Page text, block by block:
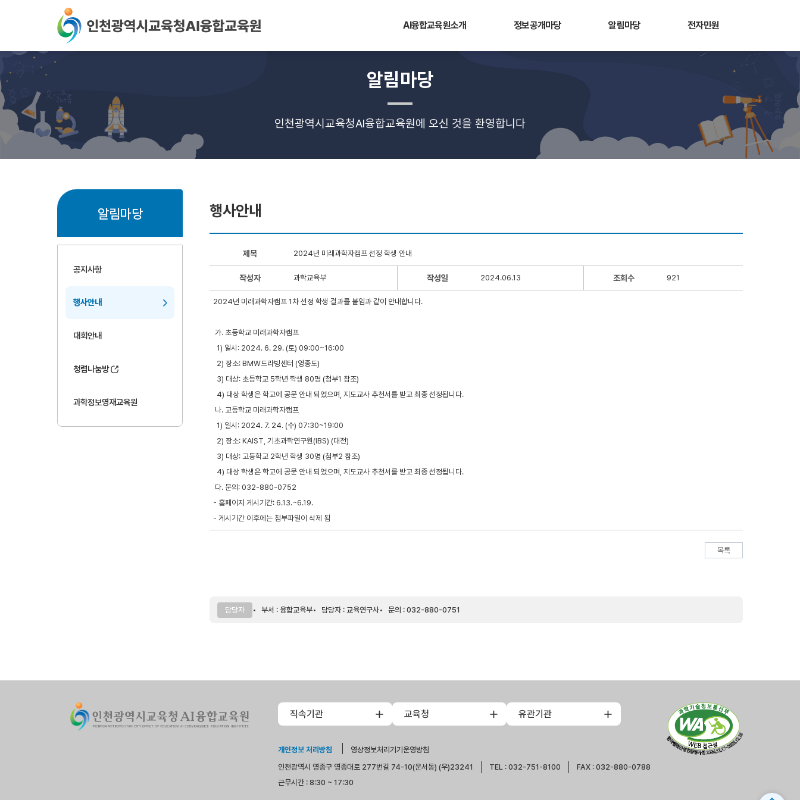
AI융합교육원소개 정보공개마당 알림마당 전자민원
알림마당
인천광역시교육청AI융합교육원에 오신 것을 환영합니다
알림마당
공지사항
행사안내
대회안내
청렴나눔방
과학정보영재교육원
행사안내
제목 2024년 미래과학자캠프 선정 학생 안내
작성자 과학교육부 작성일 2024.06.13 조회수 921
2024년 미래과학자캠프 1차 선정 학생 결과를 붙임과 같이 안내합니다.
가. 초등학교 미래과학자캠프
1) 일시: 2024. 6. 29. (토) 09:00~16:00
2) 장소: BMW드라빙센터 (영종도)
3) 대상: 초등학교 5학년 학생 80명 (첨부1 참조)
4) 대상 학생은 학교에 공문 안내 되었으며, 지도교사 추천서를 받고 최종 선정됩니다.
나. 고등학교 미래과학자캠프
1) 일시: 2024. 7. 24. (수) 07:30~19:00
2) 장소: KAIST, 기초과학연구원(IBS) (대전)
3) 대상: 고등학교 2학년 학생 30명 (첨부2 참조)
4) 대상 학생은 학교에 공문 안내 되었으며, 지도교사 추천서를 받고 최종 선정됩니다.
다. 문의: 032-880-0752
- 홈페이지 게시기간: 6.13.~6.19.
- 게시기간 이후에는 첨부파일이 삭제 됨
목록
담당자 부서 : 융합교육부 담당자 : 교육연구사 문의 : 032-880-0751
직속기관 교육청 유관기관
개인정보 처리방침
영상정보처리기기운영방침
인천광역시 영종구 영종대로 277번길 74-10(운서동) (우)23241
TEL : 032-751-8100
FAX : 032-880-0788
근무시간 : 8:30 ~ 17:30